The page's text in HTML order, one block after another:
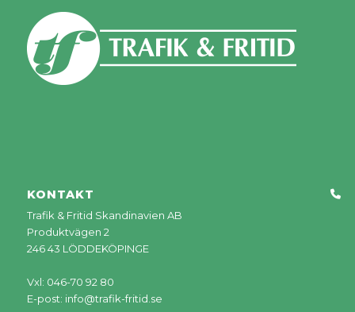
KONTAKT
Trafik & Fritid Skandinavien AB
Produktvägen 2
246 43 LÖDDEKÖPINGE
Vxl: 046-70 92 80
E-post: info@trafik-fritid.se